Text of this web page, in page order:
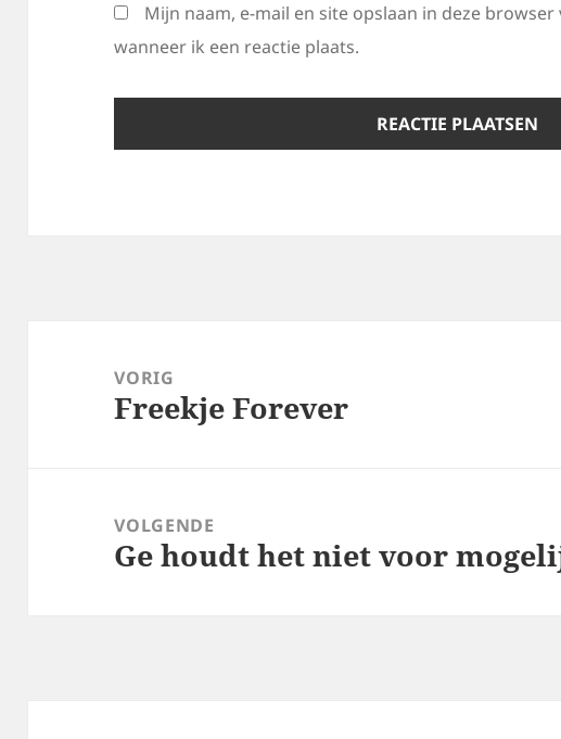
Mijn naam, e-mail en site opslaan in deze
wanneer ik een reactie plaats.
navigatieVORIG
Vorig
Freekje Forever
VOLGENDE
Volgend
Ge houdt het niet voor